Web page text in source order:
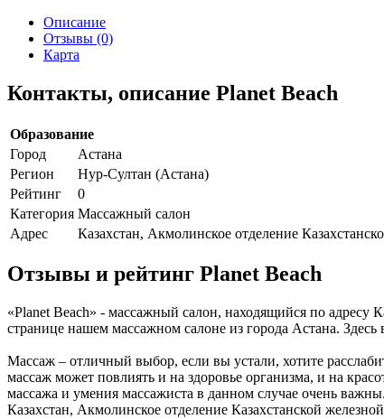
Описание
Отзывы (0)
Карта
Контакты, описание Planet Beach
Образование
Город
Астана
Регион
Нур-Султан (Астана)
Рейтинг
0
Категория Массажный салон
Адрес
Казахстан, Акмолинское отделение
Отзывы и рейтинг Planet Beach
«Planet Beach» - массажный салон, находящийся по адресу
странице нашем массажном салоне из города Астана.
Массаж – отличный выбор, если вы устали, хотите
массаж может повлиять и на здоровье организма, и на
массажа и умения массажиста в данном случае очень
Казахстан, Акмолинское отделение Казахстанской